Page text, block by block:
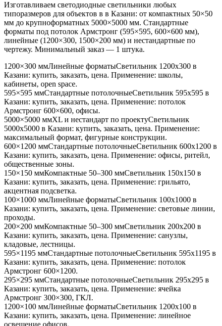
Изготавливаем светодиодные светильники любых
типоразмеров для объектов в в Казани: от компактных 50×50
мм до крупноформатных 5000×5000 мм. Стандартные
форматы под потолок Армстронг (595×595, 600×600 мм),
линейные (1200×300, 1500×200 мм) и нестандартные по
чертежу. Минимальный заказ — 1 штука.
1200×300 ммЛинейные форматыСветильник 1200x300 в
Казани: купить, заказать, цена. Применение: школы,
кабинеты, open space.
595×595 ммСтандартные потолочныеСветильник 595x595 в
Казани: купить, заказать, цена. Применение: потолок
Армстронг 600×600, офисы.
5000×5000 ммXL и нестандарт по проектуСветильник
5000x5000 в Казани: купить, заказать, цена. Применение:
максимальный формат, фигурные конструкции.
600×1200 ммСтандартные потолочныеСветильник 600x1200 в
Казани: купить, заказать, цена. Применение: офисы, ритейл,
общественные зоны.
150×150 ммКомпактные 50–300 ммСветильник 150x150 в
Казани: купить, заказать, цена. Применение: грильято,
акцентная подсветка.
100×1000 ммЛинейные форматыСветильник 100x1000 в
Казани: купить, заказать, цена. Применение: световые линии,
проходы.
200×200 ммКомпактные 50–300 ммСветильник 200x200 в
Казани: купить, заказать, цена. Применение: санузлы,
кладовые, лестницы.
595×1195 ммСтандартные потолочныеСветильник 595x1195 в
Казани: купить, заказать, цена. Применение: потолок
Армстронг 600×1200.
295×295 ммСтандартные потолочныеСветильник 295x295 в
Казани: купить, заказать, цена. Применение: ячейка
Армстронг 300×300, ГКЛ.
1200×100 ммЛинейные форматыСветильник 1200x100 в
Казани: купить, заказать, цена. Применение: линейное